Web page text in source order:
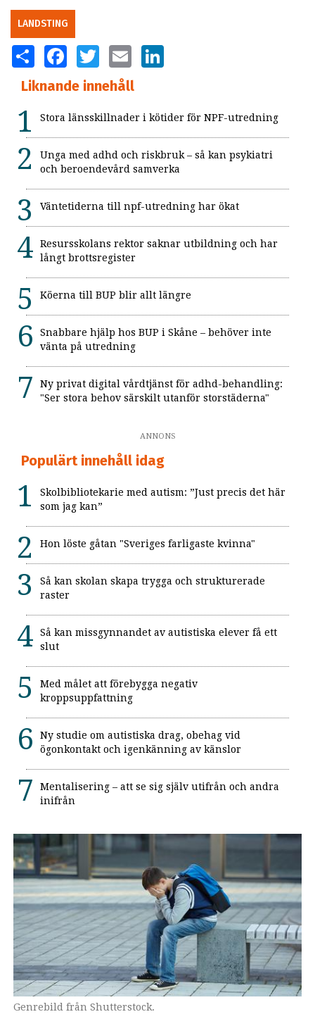
LANDSTING
SHARE FACEBOOKTWITTER EMAIL
Liknande innehåll
Stora länsskillnader i kötider för NPF-utredning
Unga med adhd och riskbruk – så kan psykiatri
och beroendevård samverka
Väntetiderna till npf-utredning har ökat
Resursskolans rektor saknar utbildning och har
långt brottsregister
Köerna till BUP blir allt längre
Snabbare hjälp hos BUP i Skåne – behöver inte
vänta på utredning
Ny privat digital vårdtjänst för adhd-behandling:
"Ser stora behov särskilt utanför storstäderna"
ANNONS
Populärt innehåll idag
Skolbibliotekarie med autism: ”Just precis det här
som jag kan”
Hon löste gåtan "Sveriges farligaste kvinna"
Så kan skolan skapa trygga och strukturerade
raster
Så kan missgynnandet av autistiska elever få ett
slut
Med målet att förebygga negativ
kroppsuppfattning
Ny studie om autistiska drag, obehag vid
ögonkontakt och igenkänning av känslor
Mentalisering – att se sig själv utifrån och andra
inifrån
Genrebild från Shutterstock.